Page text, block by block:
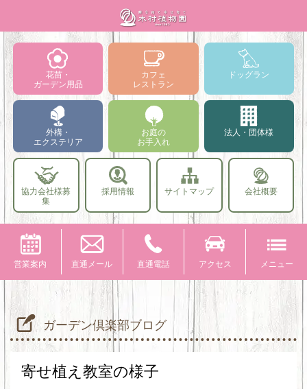
花苗・
ガーデン用品
カフェ
レストラン
ドッグラン
外構・
エクステリア
お庭の
お手入れ
法人・団体様
協力会社様募
集
採用情報 サイトマップ 会社概要
営業案内 直通メール 直通電話 アクセス メニュー
ガーデン倶楽部ブログ
寄せ植え教室の様子